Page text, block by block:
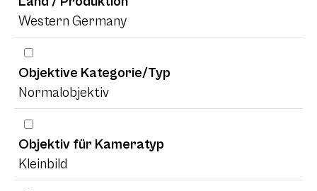
Western Germany
Objektive Kategorie/Typ
Normalobjektiv
Objektiv für Kameratyp
Kleinbild